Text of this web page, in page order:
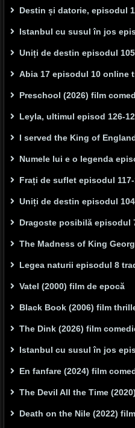
Destin și datorie, episodul
Istanbul cu susul în jos
Uniți de destin episodul
Abia 17 episodul 10 online
Preschool (2026) film
Leyla, ultimul episod 126-
I served the King of
Numele lui e o legenda
Frați de suflet episodul 117-
Uniți de destin episodul
Dragoste posibilă episodul
The Madness of King
Legea naturii episodul 8
Vatel (2000) film de epocă
Black Book (2006) film
The Dink (2026) film
Istanbul cu susul în jos
En fanfare (2024) film
The Devil All the Time
Death on the Nile (2022)